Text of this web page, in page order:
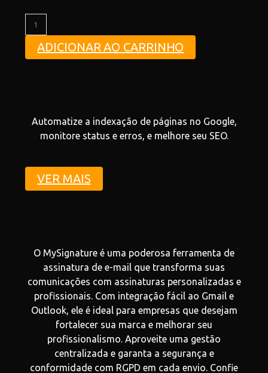
ADICIONAR AO CARRINHO
Automatize a indexação de páginas no Google,
monitore status e erros, e melhore seu SEO.
VER MAIS
O MySignature é uma poderosa ferramenta de
assinatura de e-mail que transforma suas
comunicações com assinaturas personalizadas e
profissionais. Com integração fácil ao Gmail e
Outlook, ele é ideal para empresas que desejam
fortalecer sua marca e melhorar seu
profissionalismo. Aproveite uma gestão
centralizada e garanta a segurança e
conformidade com RGPD em cada envio. Confie